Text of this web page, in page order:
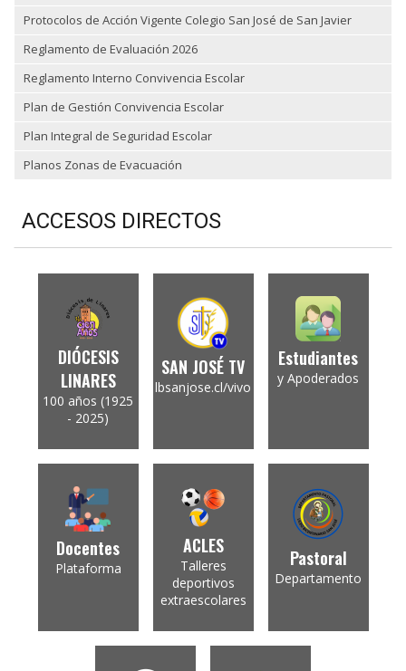
Protocolos de Acción Vigente Colegio San José de San Javier
Reglamento de Evaluación 2026
Reglamento Interno Convivencia Escolar
Plan de Gestión Convivencia Escolar
Plan Integral de Seguridad Escolar
Planos Zonas de Evacuación
ACCESOS DIRECTOS
DIÓCESIS
LINARES
100 años (1925
- 2025)
SAN JOSÉ TV
lbsanjose.cl/vivo
Estudiantes
y Apoderados
Docentes
Plataforma
ACLES
Talleres
deportivos
extraescolares
Pastoral
Departamento